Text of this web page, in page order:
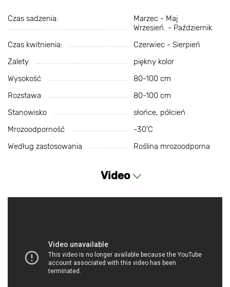
Czas sadzenia:
Marzec - Maj
Wrzesień. - Październik
Czas kwitnienia:
Czerwiec - Sierpień
Zalety
piękny kolor
Wysokość
80-100 cm
Rozstawa
80-100 cm
Stanowisko
słońce, półcień
Mrozoodporność
-30'C
Według zastosowania
Roślina mrozoodporna
Video